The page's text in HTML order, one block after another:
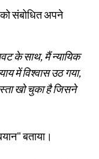
संबोधित अपने
के साथ, मैं न्यायिक
में विश्वास उठ गया,
खो चुका है जिसने
बताया।